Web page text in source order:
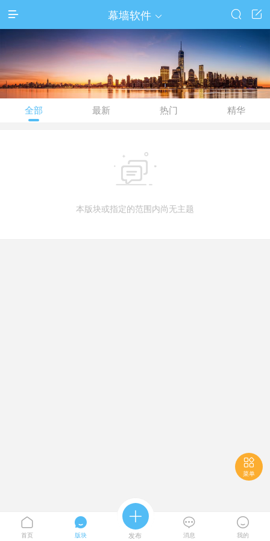
 幕墙软件  

全部 最新 热门 精华

本版块或指定的范围内尚无主题

菜单

首页

版块

发布

消息

我的